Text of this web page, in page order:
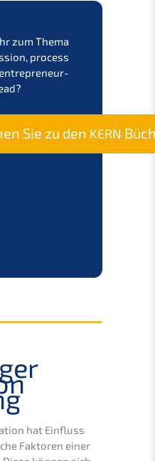
zum Thema
, process
Sie zu den KERN
hat Einfluss
Fakto­ren einer